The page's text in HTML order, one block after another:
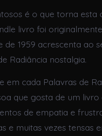
é o que torna esta
livro foi
1959 acrescenta ao
Radiância nostalgia.
cada Palavras de
que gosta de um livro
de empatia e
e muitas vezes tensas